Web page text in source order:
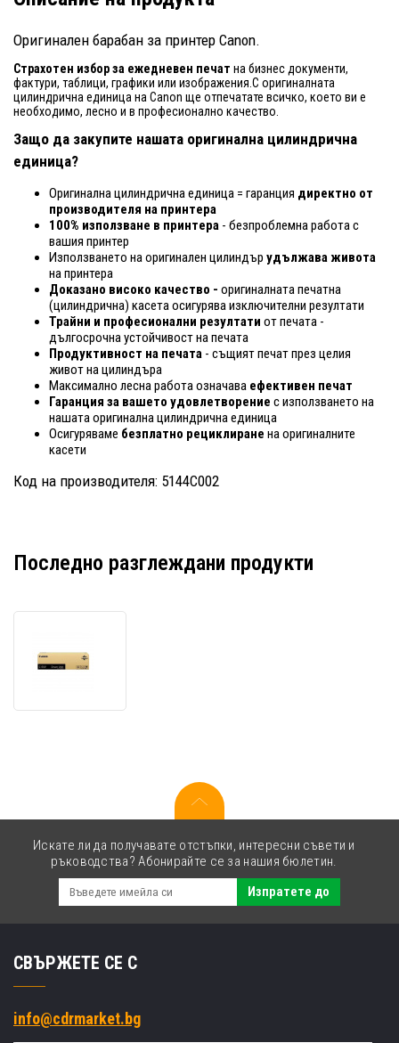
Оригинален барабан за принтер Canon.
Страхотен избор за ежедневен печат на бизнес документи,
фактури, таблици, графики или изображения.С оригиналната
цилиндрична единица на Canon ще отпечатате всичко, което ви е
необходимо, лесно и в професионално качество.
Защо да закупите нашата оригинална цилиндрична
единица?
Оригинална цилиндрична единица = гаранция директно от
производителя на принтера
100% използване в принтера - безпроблемна работа с
вашия принтер
Използването на оригинален цилиндър удължава живота
на принтера
Доказано високо качество - оригиналната печатна
(цилиндрична) касета осигурява изключителни резултати
Трайни и професионални резултати от печата -
дългосрочна устойчивост на печата
Продуктивност на печата - същият печат през целия
живот на цилиндъра
Максимално лесна работа означава ефективен печат
Гаранция за вашето удовлетворение с използването на
нашата оригинална цилиндрична единица
Осигуряваме безплатно рециклиране на оригиналните
касети
Код на производителя: 5144C002
Последно разглеждани продукти
черен
Искате ли да получавате отстъпки, интересни съвети и
ръководства? Абонирайте се за нашия бюлетин.
Изпратете до
СВЪРЖЕТЕ СЕ С
info@cdrmarket.bg